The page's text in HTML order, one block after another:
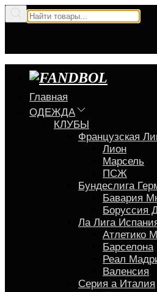
Главная
ОДЕЖДА
КЛУБЫ
Французская
Лион
Марсель
ПСЖ
Бундеслига
Бавария
Боруссия
Ла Лига
Атлетико
Барселона
Реал
Валенсия
Серия a Италия